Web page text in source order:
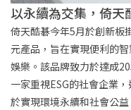
以永續為交集，倚
倚天酷碁今年5月於創新板
元產品，旨在實現便利的
娛樂。該品牌致力於達成
一家重視ESG的社會企業
於實現環境永續和社會公